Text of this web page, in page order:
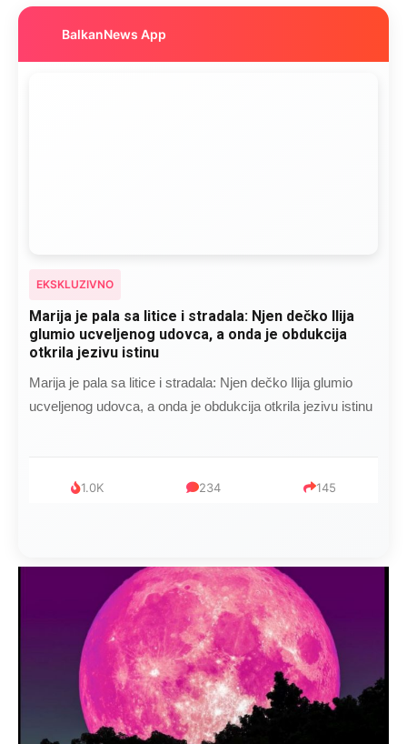
BalkanNews App
EKSKLUZIVNO
Marija je pala sa litice i stradala: Njen dečko Ilija
glumio ucveljenog udovca, a onda je obdukcija
otkrila jezivu istinu
Marija je pala sa litice i stradala: Njen dečko Ilija glumio
ucveljenog udovca, a onda je obdukcija otkrila jezivu istinu
1.0K 234 145